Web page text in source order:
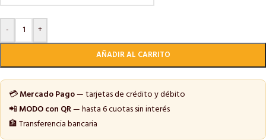
-
+
AÑADIR AL CARRITO
💳Mercado Pago— tarjetas de crédito y débito
📲MODO con QR— hasta 6 cuotas sin interés
🏦 Transferencia bancaria